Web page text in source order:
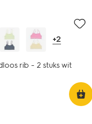
+2
rib - 2 stuks wit